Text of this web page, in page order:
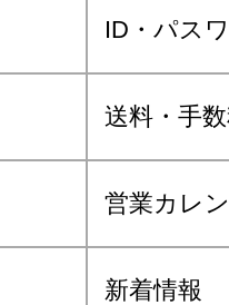
ID・パス
送料・手
営業カレ
新着情報